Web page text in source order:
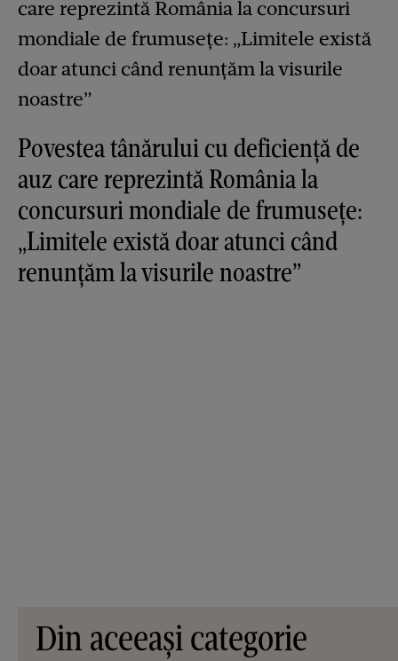
Povestea tânărului cu deficiență de
auz care reprezintă România la
concursuri mondiale de frumusețe:
„Limitele există doar atunci când
renunțăm la visurile noastre”
Din aceeași categorie